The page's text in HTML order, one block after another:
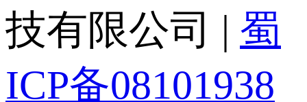
技有限公司 | 蜀
ICP备08101938